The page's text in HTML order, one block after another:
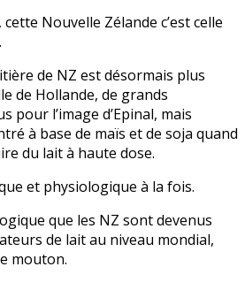
Nouvelle Zélande c’est celle
de NZ est désormais plus
de Hollande, de grands
pour l’image d’Epinal, mais
à base de maïs et de soja quand
du lait à haute dose.
et physiologique à la fois.
que les NZ sont devenus
de lait au niveau mondial,
mouton.